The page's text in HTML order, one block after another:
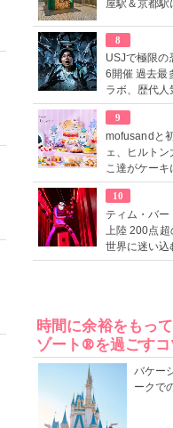
屋駅＆京都
8
USJで極限の
6開催 過去最
ラボ、歴代
9
mofusandと
ェ、ヒルト
こ達がケーキ
10
ティム・バ
上陸 200点
世界に迷い込
時間に余裕をもっ
ゾート®を過ごすコ
バケー
ークで